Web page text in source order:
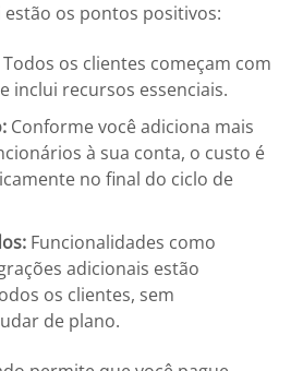
os pontos positivos:
Todos os clientes começam com
inclui recursos essenciais.
Conforme você adiciona mais
à sua conta, o custo é
no final do ciclo de
Funcionalidades como
adicionais estão
os clientes, sem
de plano.